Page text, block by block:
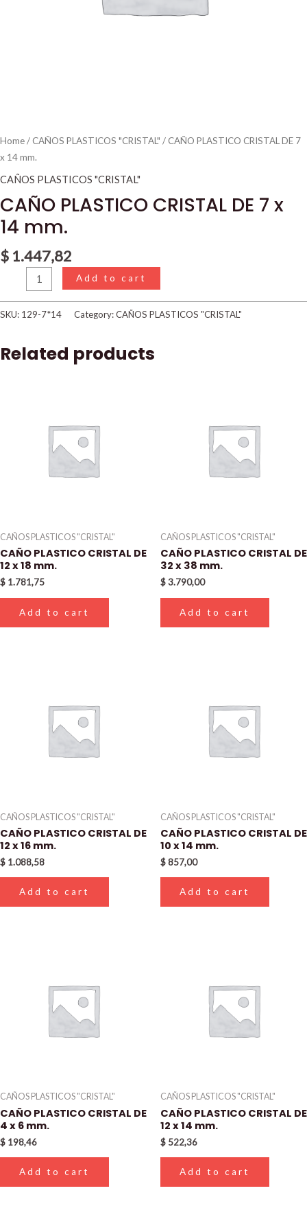
Home/ CAÑOS PLASTICOS "CRISTAL" / CAÑO PLASTICO CRISTAL DE 7
x 14 mm.
CAÑOS PLASTICOS "CRISTAL"
CAÑO PLASTICO CRISTAL DE 7 x
14 mm.
$ 1.447,82
Add to cart
SKU: 129-7*14 Category:CAÑOS PLASTICOS "CRISTAL"
Related products
CAÑOS PLASTICOS "CRISTAL"
CAÑO PLASTICO CRISTAL DE
12 x 18 mm.
$ 1.781,75
Add to cart
CAÑOS PLASTICOS "CRISTAL"
CAÑO PLASTICO CRISTAL DE
32 x 38 mm.
$3.790,00
Add to cart
CAÑOS PLASTICOS "CRISTAL"
CAÑO PLASTICO CRISTAL DE
12 x 16 mm.
$ 1.088,58
Add to cart
CAÑOS PLASTICOS "CRISTAL"
CAÑO PLASTICO CRISTAL DE
10 x 14 mm.
$857,00
Add to cart
CAÑOS PLASTICOS "CRISTAL"
CAÑO PLASTICO CRISTAL DE
4 x 6 mm.
$ 198,46
Add to cart
CAÑOS PLASTICOS "CRISTAL"
CAÑO PLASTICO CRISTAL DE
12 x 14 mm.
$ 522,36
Add to cart